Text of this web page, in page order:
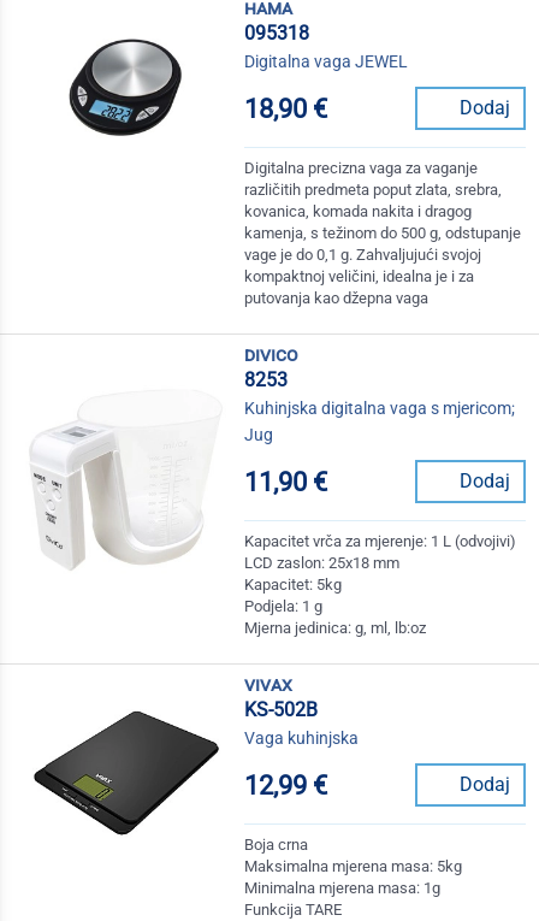
hama
095318
Digitalna vaga JEWEL
18,90 € Dodaj
Digitalna precizna vaga za vaganje
različitih predmeta poput zlata, srebra,
kovanica, komada nakita i dragog
kamenja, s težinom do 500 g, odstupanje
vage je do 0,1 g. Zahvaljujući svojoj
kompaktnoj veličini, idealna je i za
putovanja kao džepna vaga
divico
8253
Kuhinjska digitalna vaga s mjericom;
Jug
11,90 € Dodaj
Kapacitet vrča za mjerenje: 1 L (odvojivi)
LCD zaslon: 25x18 mm
Kapacitet: 5kg
Podjela: 1 g
Mjerna jedinica: g, ml, lb:oz
vivax
KS-502B
Vaga kuhinjska
12,99 € Dodaj
Boja crna
Maksimalna mjerena masa: 5kg
Minimalna mjerena masa: 1g
Funkcija TARE